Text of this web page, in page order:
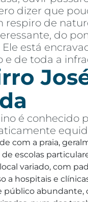
dizer que
respiro de
do
Ele está
e de toda a
é conhecido
com a praia,
de escolas
variado, com
a hospitais e
público abundante,